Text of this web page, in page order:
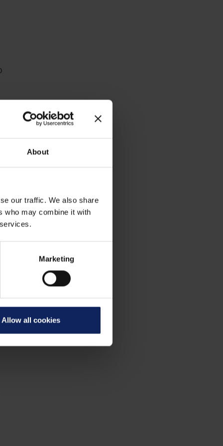
About
our traffic. We also share
who may combine it with
Marketing
Allow all cookies